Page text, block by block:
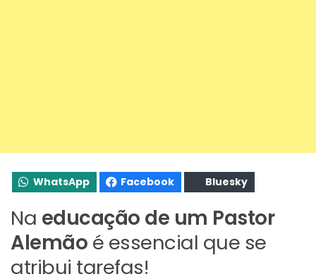
WhatsApp Facebook Bluesky
Na educação de um Pastor
Alemão é essencial que se
atribui tarefas!